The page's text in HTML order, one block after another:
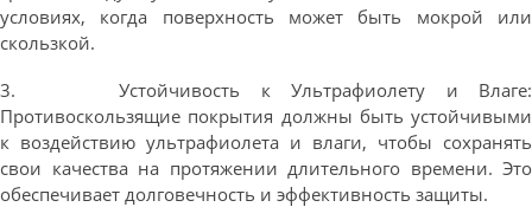
условиях, когда поверхность может быть мокрой или
скользкой.
3. Устойчивость к Ультрафиолету и Влаге:
Противоскользящие покрытия должны быть устойчивыми
к воздействию ультрафиолета и влаги, чтобы сохранять
свои качества на протяжении длительного времени. Это
обеспечивает долговечность и эффективность защиты.